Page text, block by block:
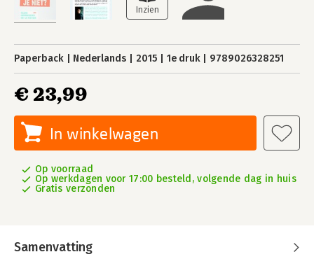
Paperback Nederlands 2015 1e druk 9789026328251
€ 23,99
In winkelwagen
Op voorraad
Op werkdagen voor 17:00 besteld, volgende dag in huis
Gratis verzonden
Samenvatting